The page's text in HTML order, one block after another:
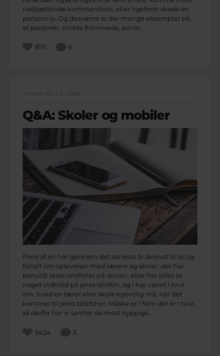
nedsættende kommentarer, eller ligefrem skade en
persons ry. Og desværre er der mange eksempler på,
at personer, endda fremmede, sviner...
8111 6
Skrevet for 2 år siden
Q&A: Skoler og mobiler
Flere af jer har gennem det seneste år skrevet til os og
fortalt om oplevelser med lærere og skoler, der har
beholdt jeres telefoner på skolen, eller har villet se
noget indhold på jeres telefon, og I har været i tvivl
om, hvad en lærer eller skole egentlig må, når det
kommer til jeres telefoner. Måske er I flere der er i tvivl,
så derfor har vi samlet de mest hyppige...
5424 3